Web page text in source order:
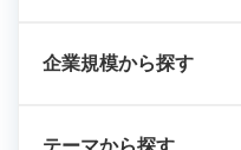
企業規模から探す
テーマから探す